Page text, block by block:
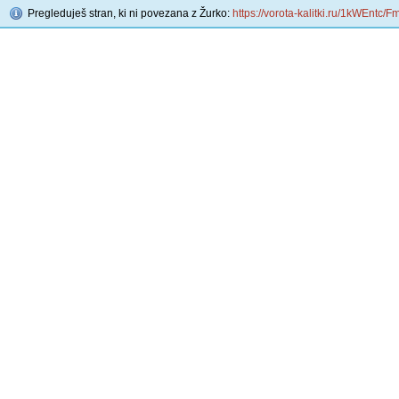
Pregleduješ stran, ki ni povezana z Žurko: https://vorota-kalitki.ru/1kWEntc/